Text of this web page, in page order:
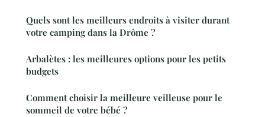
Quels sont les meilleurs endroits à visiter durant
votre camping dans la Drôme ?
Arbalètes : les meilleures options pour les petits
budgets
Comment choisir la meilleure veilleuse pour le
sommeil de votre bébé ?